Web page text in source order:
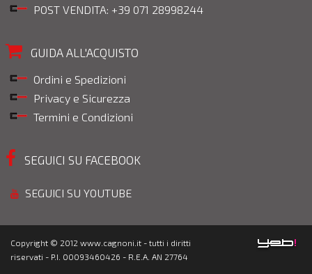
POST VENDITA: +39 071 28998244
GUIDA ALL'ACQUISTO
Ordini e Spedizioni
Privacy e Sicurezza
Termini e Condizioni
SEGUICI SU FACEBOOK
SEGUICI SU YOUTUBE
Copyright © 2012 www.cagnoni.it - tutti i diritti
riservati - P.I. 00093460426 - R.E.A. AN 27764